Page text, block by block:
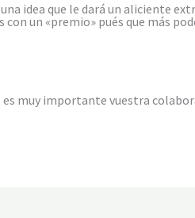
idea que le dará un aliciente
un «premio» pués que más
es muy importante vuestra